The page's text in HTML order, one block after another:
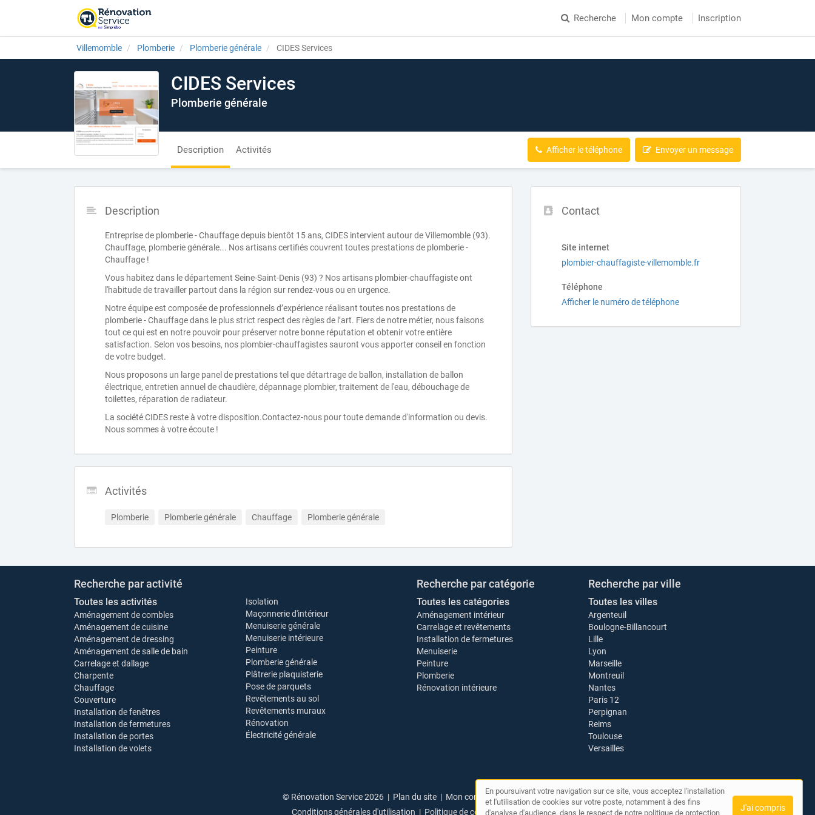
Recherche Mon compte Inscription
Villemomble Plomberie Plomberie générale CIDES Services
CIDES Services
Plomberie générale
Description Activités Afficher le téléphone Envoyer un message
Contact
Site internet
plombier-chauffagiste-villemomble.fr
Téléphone
Afficher le numéro de téléphone
Description
Entreprise de plomberie - Chauffage depuis bientôt 15 ans, CIDES intervient autour de Villemomble (93).
Chauffage, plomberie générale... Nos artisans certifiés couvrent toutes prestations de plomberie -
Chauffage !
Vous habitez dans le département Seine-Saint-Denis (93) ? Nos artisans plombier-chauffagiste ont
l'habitude de travailler partout dans la région sur rendez-vous ou en urgence.
Notre équipe est composée de professionnels d’expérience réalisant toutes nos prestations de
plomberie - Chauffage dans le plus strict respect des règles de l’art. Fiers de notre métier, nous faisons
tout ce qui est en notre pouvoir pour préserver notre bonne réputation et obtenir votre entière
satisfaction. Selon vos besoins, nos plombier-chauffagistes sauront vous apporter conseil en fonction
de votre budget.
Nous proposons un large panel de prestations tel que détartrage de ballon, installation de ballon
électrique, entretien annuel de chaudière, dépannage plombier, traitement de l'eau, débouchage de
toilettes, réparation de radiateur.
La société CIDES reste à votre disposition.Contactez-nous pour toute demande d'information ou devis.
Nous sommes à votre écoute !
Activités
Plomberie Plomberie générale Chauffage Plomberie générale
Recherche par activité
Toutes les activités
Aménagement de combles
Aménagement de cuisine
Aménagement de dressing
Aménagement de salle de bain
Carrelage et dallage
Charpente
Chauffage
Couverture
Installation de fenêtres
Installation de fermetures
Installation de portes
Installation de volets
Isolation
Maçonnerie d'intérieur
Menuiserie générale
Menuiserie intérieure
Peinture
Plomberie générale
Plâtrerie plaquisterie
Pose de parquets
Revêtements au sol
Revêtements muraux
Rénovation
Électricité générale
Recherche par catégorie
Toutes les catégories
Aménagement intérieur
Carrelage et revêtements
Installation de fermetures
Menuiserie
Peinture
Plomberie
Rénovation intérieure
Recherche par ville
Toutes les villes
Argenteuil
Boulogne-Billancourt
Lille
Lyon
Marseille
Montreuil
Nantes
Paris 12
Perpignan
Reims
Toulouse
Versailles
© Rénovation Service 2026 | Plan du site | Mon compte|Contact
Conditions générales d'utilisation | Politique de confidentialité
En poursuivant votre navigation sur ce site, vous acceptez l'installation
et l'utilisation de cookies sur votre poste, notamment à des fins
d'analyse d'audience, dans le respect de notre politique de protection
J'ai compris